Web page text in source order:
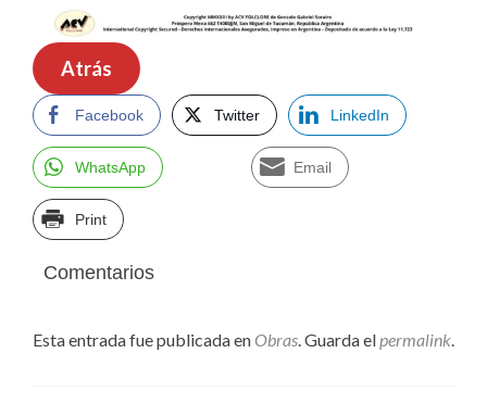
Atrás
Facebook Twitter LinkedIn
WhatsApp Email
Print
Comentarios
Esta entrada fue publicada en Obras . Guarda el permalink